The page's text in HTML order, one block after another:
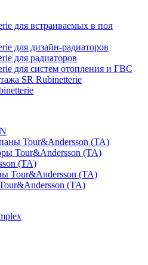
для встраиваемых в пол
для дизайн-радиаторов
для радиаторов
для систем отопления и ГВС
SR Rubinetterie
Tour&Andersson (TA)
Tour&Andersson (TA)
(TA)
Tour&Andersson (TA)
(TA)